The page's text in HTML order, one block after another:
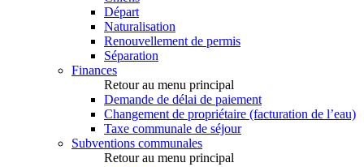
Départ
Naturalisation
Renouvellement de permis
Séparation
Finances
Retour au menu principal
Demande de délai de paiement
Changement de propriétaire (facturation de l’eau)
Taxe communale de séjour
Subventions communales
Retour au menu principal